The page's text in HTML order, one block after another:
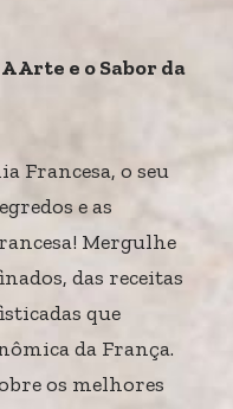
Arte e o Sabor da
Francesa, o seu
e as
Mergulhe
das receitas
que
da França.
os melhores